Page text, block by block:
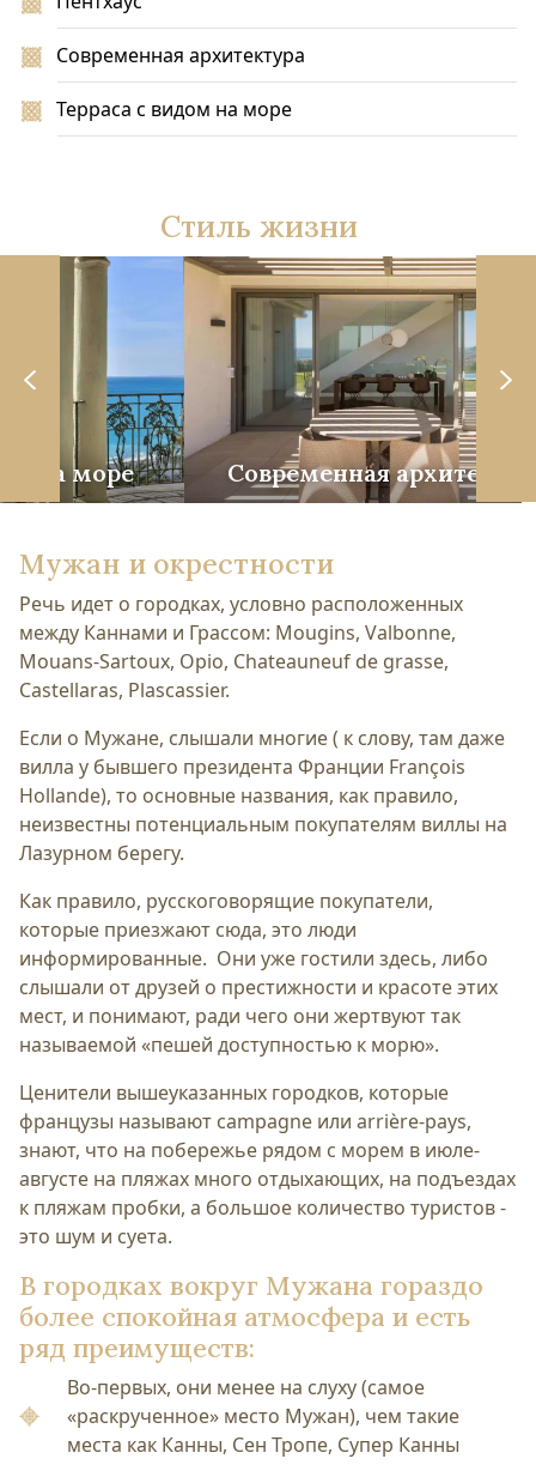
Современная архитектура
Терраса с видом на море
Стиль жизни
Современная архитектура
Мужан и окрестности
Речь идет о городках, условно расположенных
между Каннами и Грассом: Mougins, Valbonne,
Mouans-Sartoux, Opio, Chateauneuf de grasse,
Сastellaras, Plascassier.
Если о Мужане, слышали многие ( к слову, там даже
вилла у бывшего президента Франции François
Hollande), то основные названия, как правило,
неизвестны потенциальным покупателям виллы на
Лазурном берегу.
Как правило, русскоговорящие покупатели,
которые приезжают сюда, это люди
информированные. Они уже гостили здесь, либо
слышали от друзей о престижности и красоте этих
мест, и понимают, ради чего они жертвуют так
называемой «пешей доступностью к морю».
Ценители вышеуказанных городков, которые
французы называют campagne или arrière-pays,
знают, что на побережье рядом с морем в июле-
августе на пляжах много отдыхающих, на подъездах
к пляжам пробки, а большое количество туристов -
это шум и суета.
В городках вокруг Мужана гораздо
более спокойная атмосфера и есть
ряд преимуществ:
Во-первых, они менее на слуху (самое
«раскрученное» место Мужан), чем такие
места как Канны, Сен Тропе, Супер Канны